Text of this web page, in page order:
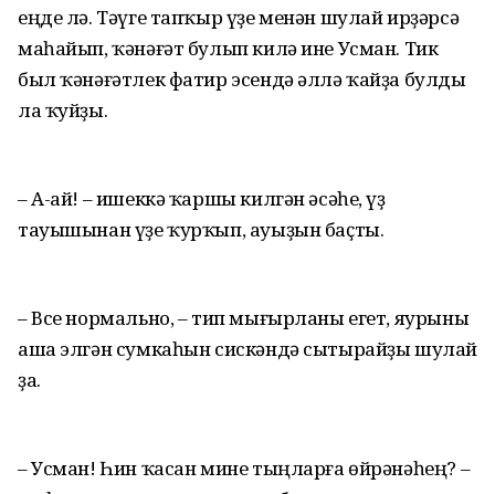
еңде лә. Тәүге тапҡыр үҙе менән шулай ирҙәрсә
маһайып, ҡәнәғәт булып килә ине Усман. Тик
был ҡәнәғәтлек фатир эсендә әллә ҡайҙа булды
ла ҡуйҙы.
– А-ай! – ишеккә ҡаршы килгән әсәһе, үҙ
тауышынан үҙе ҡурҡып, ауыҙын баҫты.
– Все нормально, – тип мығырланы егет, яурыны
аша элгән сумкаһын сискәндә сытырайҙы шулай
ҙа.
– Усман! Һин ҡасан мине тыңларға өйрәнәһең? –